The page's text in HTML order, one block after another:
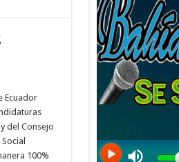
Ecuador
del Consejo
100%